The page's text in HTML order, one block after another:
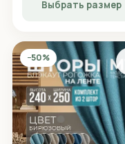
Выбрать размер
−50%